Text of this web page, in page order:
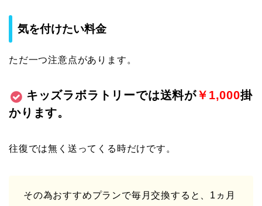
気を付けたい料金
ただ一つ注意点があります。
キッズラボラトリーでは送料が￥1,000掛
かります。
往復では無く送ってくる時だけです。
その為おすすめプランで毎月交換すると、1ヵ月